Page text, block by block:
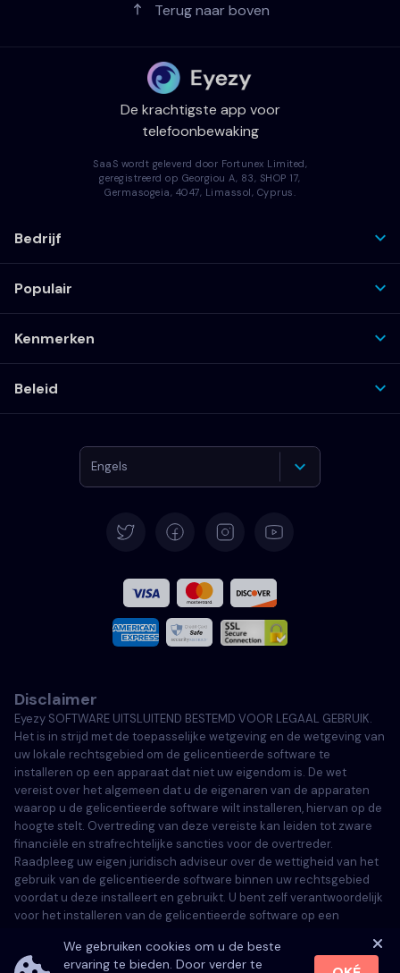
Terug naar boven
We gebruiken cookies om u de beste
ervaring te bieden. Door verder te
De krachtigste app voor
telefoonbewaking
SaaS wordt geleverd door Fortunex Limited,
geregistreerd op Georgiou A, 83, SHOP 17,
Germasogeia, 4047, Limassol, Cyprus.
Bedrijf
Populair
Kenmerken
Beleid
Engels
Italiaans
Portugees
Türkçe
Polski
Disclaimer
Eyezy SOFTWARE UITSLUITEND BESTEMD VOOR LEGAAL GEBRUIK.
Het is in strijd met de toepasselijke wetgeving en de wetgeving van
uw lokale rechtsgebied om de gelicentieerde software te
installeren op een apparaat dat niet uw eigendom is. De wet
vereist over het algemeen dat u de eigenaren van de apparaten
waarop u de gelicentieerde software wilt installeren, hiervan op de
hoogte stelt. Overtreding van deze vereiste kan leiden tot zware
financiële en strafrechtelijke sancties voor de overtreder.
Raadpleeg uw eigen juridisch adviseur over de wettigheid van het
gebruik van de gelicentieerde software binnen uw rechtsgebied
voordat u deze installeert en gebruikt. U bent zelf verantwoordelijk
voor het installeren van de gelicentieerde software op een
niet aansprakelijk kan worden gesteld.